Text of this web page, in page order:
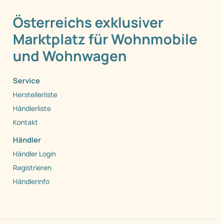
Österreichs exklusiver
Marktplatz für Wohnmobile
und Wohnwagen
Service
Herstellerliste
Händlerliste
Kontakt
Händler
Händler Login
Registrieren
Händlerinfo